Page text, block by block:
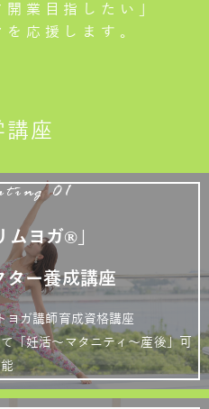
開業目指したい」
応援します。
講座
01
ムヨガ®」
ター養成講座
ヨガ講師育成資格講座
「妊活～マタニティ～産後」可
能